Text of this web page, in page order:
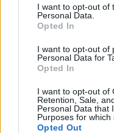
I want to opt-out of
Personal Data.
Opted In
I want to opt-out of
Personal Data for
Opted In
I want to opt-out of
Retention, Sale,
Personal Data that
Purposes for which
Opted Out
Mad TV News
Γιάννης Φακίνος: Η
άγνωστη ιστορία πίσω
της Κατερίνας
06.08.2026